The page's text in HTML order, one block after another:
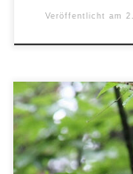
Veröffentlicht am